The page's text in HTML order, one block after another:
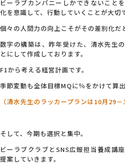
ビーラブカンパニーしかできないこと
化を意識して、行動していくことが大切
個々の人間力の向上こそがその差別化だ
数字の構築は、昨年受けた、清水先生
とにして作成しております。
F1から考える経営計画です。
季節変動も全体目標MQに％をかけて算出
（清水先生のラッカープランは10月29－
そして、今期も選択と集中。
ビーラブクラブとSNS広報担当養成講
提案していきます。